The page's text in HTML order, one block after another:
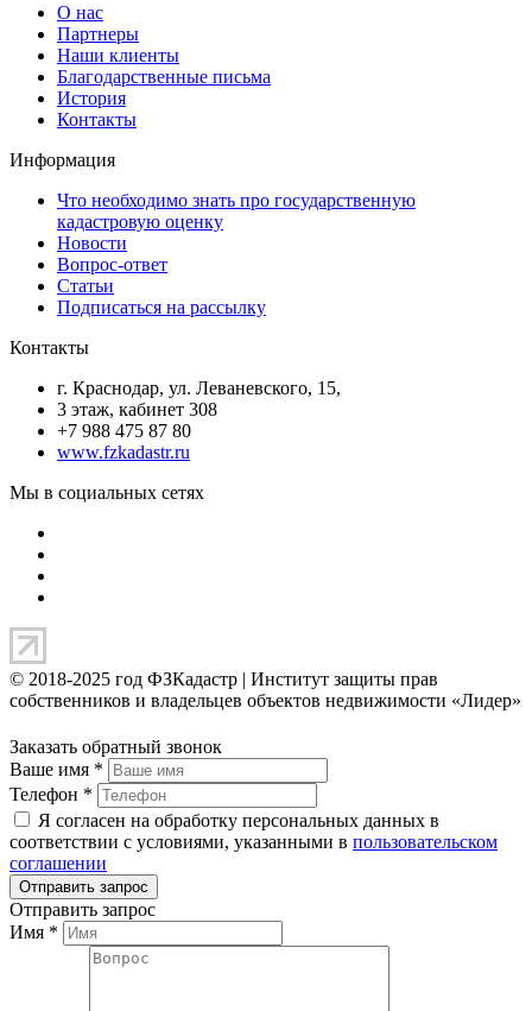
О нас
Партнеры
Наши клиенты
Благодарственные письма
История
Контакты
Информация
Что необходимо знать про государственную
кадастровую оценку
Новости
Вопрос-ответ
Статьи
Подписаться на рассылку
Контакты
г. Краснодар, ул. Леваневского, 15,
3 этаж, кабинет 308
+7 988 475 87 80
www.fzkadastr.ru
Мы в социальных сетях
© 2018-2025 год ФЗКадастр | Институт защиты прав
собственников и владельцев объектов недвижимости «Лидер»
Заказать обратный звонок
Ваше имя *
Телефон *
Я согласен на обработку персональных данных в
соответствии с условиями, указанными в пользовательском
соглашении
Отправить запрос
Имя *